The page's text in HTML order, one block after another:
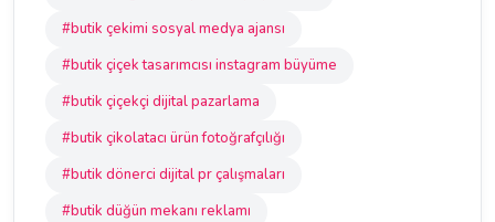
#butik çekimi sosyal medya ajansı
#butik çiçek tasarımcısı instagram büyüme
#butik çiçekçi dijital pazarlama
#butik çikolatacı ürün fotoğrafçılığı
#butik dönerci dijital pr çalışmaları
#butik düğün mekanı reklamı